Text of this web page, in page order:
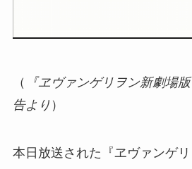
（
『ヱヴァンゲリヲン新劇場
告より ）
本日放送された『ヱヴァンゲリ